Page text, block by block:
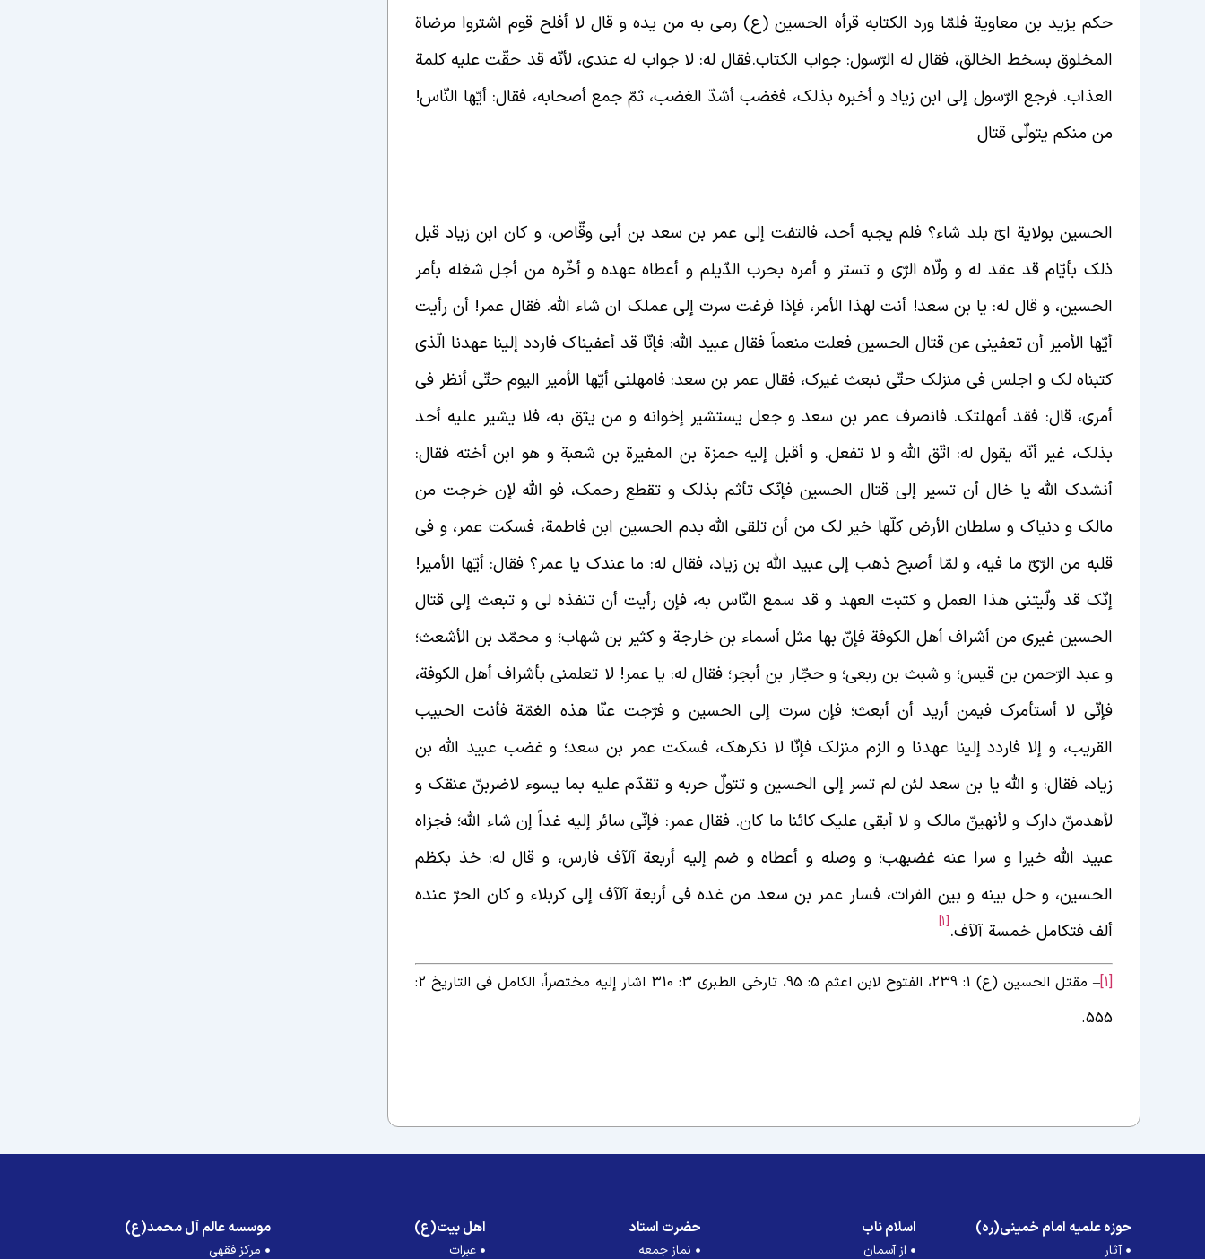
حكم يزيد بن معاوية فلمّا ورد الكتابه قرأه الحسين (ع) رمى به من یده و قال لا أفلح قوم اشتروا مرضاة
المخلوق بسخط الخالق، فقال له الرّسول: جواب الكتاب.فقال له: لا جواب له عندی، لأنّه قد حقّت عليه كلمة
العذاب. فرجع الرّسول إلی ابن زياد و أخبره بذلک، فغضب أشدّ الغضب، ثمّ جمع أصحابه، فقال: أيّها النّاس!
من منكم یتولّى قتال
الحسین بولایة ایّ بلد شاء؟ فلم یجبه أحد، فالتفت إلی عمر بن سعد بن أبی وقّاص، و کان ابن زیاد قبل
ذلک بأیّام قد عقد له و ولّاه الرّی و تستر و أمره بحرب الدّیلم و أعطاه عهده و أخّره من أجل شغله بأمر
الحسین، و قال له: یا بن سعد! أنت لهذا الأمر، فإذا فرغت سرت إلی عملک ان شاء الله. فقال عمر! أن رأیت
أیّها الأمیر أن تعفینی عن قتال الحسین فعلت منعماً فقال عبید الله: فإنّا قد أعفیناک فاردد إلینا عهدنا الّذی
کتبناه لک و اجلس فی منزلک حتّی نبعث غیرک، فقال عمر بن سعد: فامهلنی أیّها الأمیر الیوم حتّی أنظر فی
أمری، قال: فقد أمهلتک. فانصرف عمر بن سعد و جعل یستشیر إخوانه و من یثق به، فلا یشیر علیه أحد
بذلک، غیر أنّه یقول له: اتّق الله و لا تفعل. و أقبل إلیه حمزة بن المغیرة بن شعبة و هو ابن أخته فقال:
أنشدک الله یا خال أن تسیر إلی قتال الحسین فإنّک تأثم بذلک و تقطع رحمک، فو الله لإن خرجت من
مالک و دنیاک و سلطان الأرض کلّها خیر لک من أن تلقی الله بدم الحسین ابن فاطمة، فسکت عمر، و فی
قلبه من الرّیّ ما فیه، و لمّا أصبح ذهب إلی عبید الله بن زیاد، فقال له: ما عندک یا عمر؟ فقال: أیّها الأمیر!
إنّک قد ولّیتنی هذا العمل و کتبت العهد و قد سمع النّاس به، فإن رأیت أن تنفذه لی و تبعث إلی قتال
الحسین غیری من أشراف أهل الکوفة فإنّ بها مثل أسماء بن خارجة و کثیر بن شهاب؛ و محمّد بن الأشعث؛
و عبد الرّحمن بن قیس؛ و شبث بن ربعی؛ و حجّار بن أبجر؛ فقال له: یا عمر! لا تعلمنی بأشراف أهل الکوفة،
فإنّی لا أستأمرک فیمن أرید أن أبعث؛ فإن سرت إلی الحسین و فرّجت عنّا هذه الغمّة فأنت الحبیب
القریب، و إلا فاردد إلینا عهدنا و الزم منزلک فإنّا لا نکرهک، فسکت عمر بن سعد؛ و غضب عبید الله بن
زیاد، فقال: و الله یا بن سعد لئن لم تسر إلی الحسین و تتولّ حربه و تقدّم علیه بما یسوء لاضربنّ عنقک و
لأهدمنّ دارک و لأنهینّ مالک و لا أبقی علیک کائنا ما کان. فقال عمر: فإنّی سائر إلیه غداً إن شاء الله؛ فجزاه
عبید الله خیرا و سرا عنه غضبهب؛ و وصله و أعطاه و ضم إلیه أربعة آلآف فارس، و قال له: خذ بکظم
الحسین، و حل بینه و بین الفرات، فسار عمر بن سعد من غده فی أربعة آلآف إلی کربلاء و کان الحرّ عنده
ألف فتکامل خمسة آلآف.[1]
[1]
– مقتل الحسین (ع) 1: 239، الفتوح لابن اعثم 5: 95، تارخی الطبری 3: 310 اشار إلیه مختصراً، الکامل فی التاریخ 2:
555.
حوزه علمیه امام خمینی(ره)
آثار
اسلام ناب
از آسمان
حضرت استاد
نماز جمعه
اهل بیت(ع)
عبرات
موسسه عالم آل محمد(ع)
مرکز فقهی